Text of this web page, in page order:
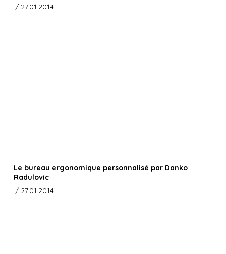
/ 27.01.2014
Le bureau ergonomique personnalisé par Danko
Radulovic
/ 27.01.2014